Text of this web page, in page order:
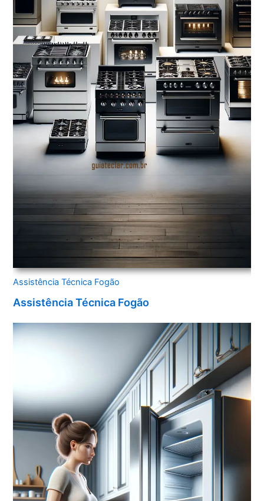
Assistência Técnica Fogão
Assistência Técnica Fogão